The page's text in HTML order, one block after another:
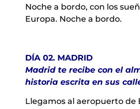
Noche a bordo, con los
Europa. Noche a bordo.
DÍA 02. MADRID
Madrid te recibe con el
historia escrita en sus
Llegamos al aeropuerto de